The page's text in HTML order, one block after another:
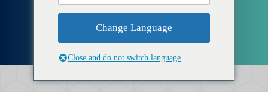
Sito istituzionale
Change Language
Close and do not switch language